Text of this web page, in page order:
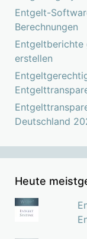
Entgelt-
Berechnungen
Entgeltberichte
erstellen
Deutschland
Heute